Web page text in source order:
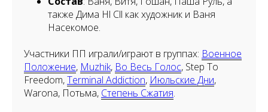
также Дима Hl Cll как художник и Ваня
Насекомое.
Участники ПП играли/играют в группах: Военное
Положение, Muzhik, Во Весь Голос, Step To
Freedom,Terminal Addiction, Июльские Дни,
Warona, Потьма, Степень Сжатия.